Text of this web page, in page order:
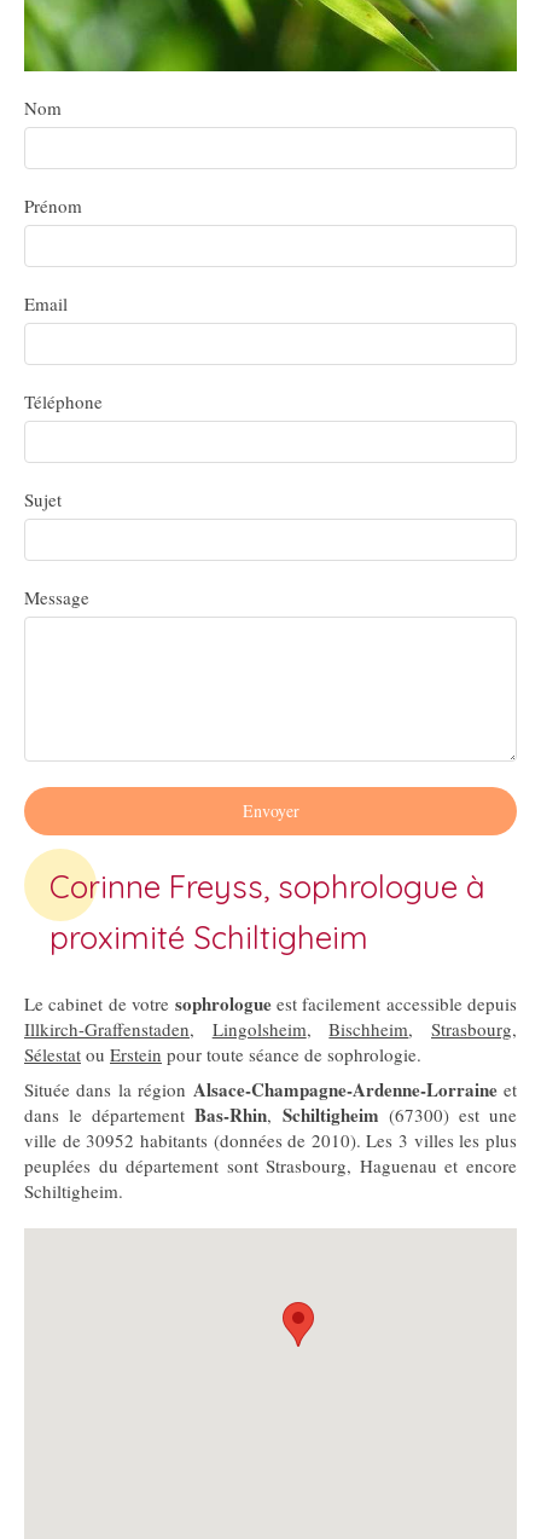
Nom
Prénom
Email
Téléphone
Sujet
Message
Envoyer
Corinne Freyss, sophrologue à
proximité Schiltigheim
Le cabinet de votre sophrologueest facilement accessible depuis
Illkirch-Graffenstaden, Lingolsheim,Bischheim,Strasbourg,
Sélestat ou Erstein pour toute séance de sophrologie.
Située dans la région Alsace-Champagne-Ardenne-Lorraineet
dans le départementBas-Rhin, Schiltigheim (67300) est une
ville de 30952 habitants (données de 2010). Les 3 villes les plus
peuplées du département sont Strasbourg, Haguenau et encore
Schiltigheim.